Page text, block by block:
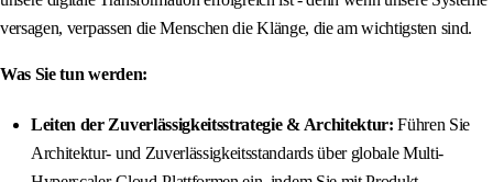
versagen, verpassen die Menschen die Klänge, die am wichtigsten sind.
Was Sie tun werden:
Leiten der Zuverlässigkeitsstrategie & Architektur: Führen Sie
Architektur- und Zuverlässigkeitsstandards über globale Multi-